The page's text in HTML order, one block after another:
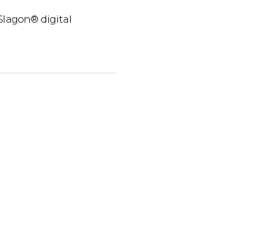
digital